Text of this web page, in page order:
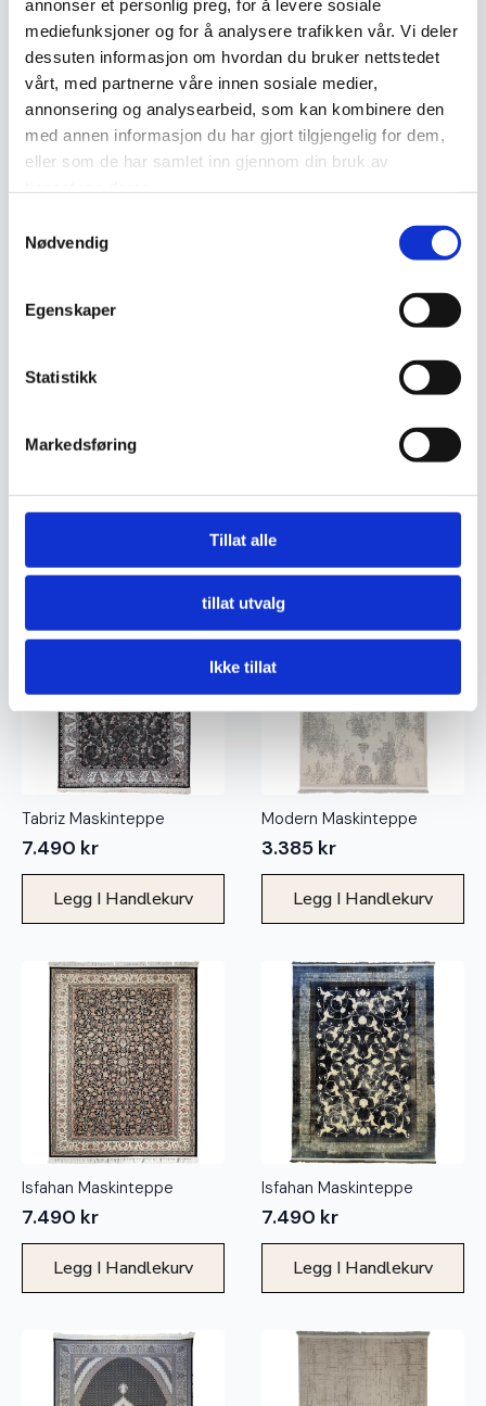
annonser et personlig preg, for å levere sosiale
mediefunksjoner og for å analysere trafikken vår. Vi deler
dessuten informasjon om hvordan du bruker nettstedet
vårt, med partnerne våre innen sosiale medier,
annonsering og analysearbeid, som kan kombinere den
med annen informasjon du har gjort tilgjengelig for dem,
eller som de har samlet inn gjennom din bruk av
Nødvendig
Egenskaper
Statistikk
Markedsføring
Tillat alle
tillat utvalg
Ikke tillat
Maskintepper er enkle å vedlikeholde. Regelmessig
støvsuging fjerner støv og smuss, og skånsom vask med
mildt rengjøringsmiddel kan brukes ved behov. Syntetiske
tepper tåler flekker og falming, men bør skjermes mot
langvarig sollys. For jevn slitasje og lengre levetid bør
tepper i høy trafikk roteres jevnlig.
Isfahan Maskinteppe Tabriz Maskinteppe
Tabriz Maskinteppe
7.490 kr
Legg I Handlekurv
Modern Maskinteppe
3.385 kr
Legg I Handlekurv
Isfahan Maskinteppe
7.490 kr
Legg I Handlekurv
Isfahan Maskinteppe
7.490 kr
Legg I Handlekurv